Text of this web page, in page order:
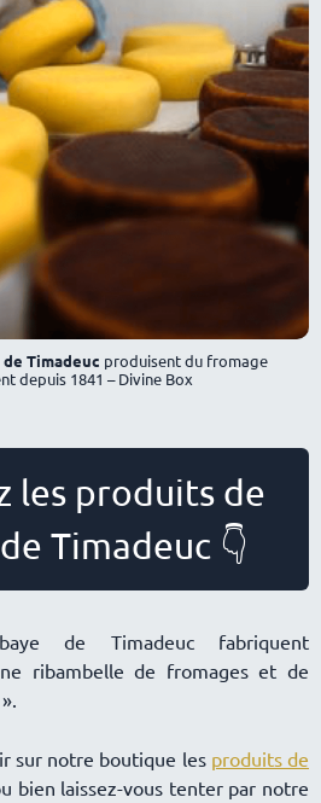
Timadeuc produisent du fromage
depuis 1841 – Divine Box
les produits de
Timadeuc 👇
de Timadeuc fabriquent
ribambelle de fromages et de
sur notre boutique les produits de
bien laissez-vous tenter par notre